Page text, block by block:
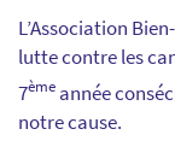
L’Association
lutte contre les
7ème année
notre cause.